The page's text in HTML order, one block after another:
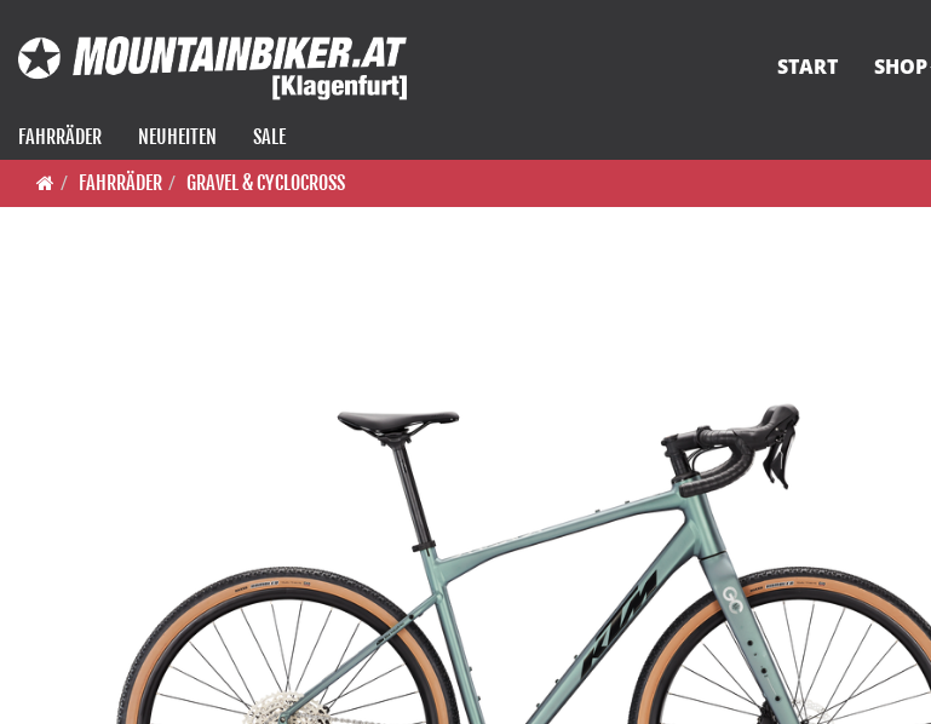
START SHOP
FAHRRÄDER NEUHEITEN
SALE
FAHRRÄDER
GRAVEL & CYCLOCROSS